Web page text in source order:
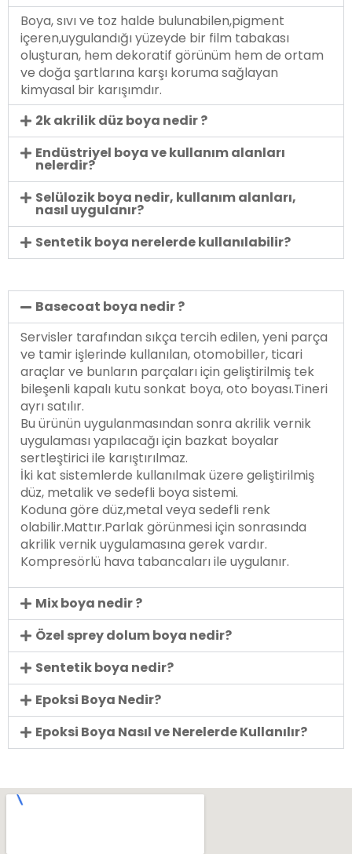
Boya, sıvı ve toz halde bulunabilen,pigment
içeren,uygulandığı yüzeyde bir film tabakası
oluşturan, hem dekoratif görünüm hem de ortam
ve doğa şartlarına karşı koruma sağlayan
kimyasal bir karışımdır.
2k akrilik düz boya nedir ?
Endüstriyel boya ve kullanım alanları
nelerdir?
Selülozik boya nedir, kullanım alanları,
nasıl uygulanır?
Sentetik boya nerelerde kullanılabilir?
Basecoat boya nedir ?
Servisler tarafından sıkça tercih edilen, yeni parça
ve tamir işlerinde kullanılan, otomobiller, ticari
araçlar ve bunların parçaları için geliştirilmiş tek
bileşenli kapalı kutu sonkat boya, oto boyası.Tineri
ayrı satılır.
Bu ürünün uygulanmasından sonra akrilik vernik
uygulaması yapılacağı için bazkat boyalar
sertleştirici ile karıştırılmaz.
İki kat sistemlerde kullanılmak üzere geliştirilmiş
düz, metalik ve sedefli boya sistemi.
Koduna göre düz,metal veya sedefli renk
olabilir.Mattır.Parlak görünmesi için sonrasında
akrilik vernik uygulamasına gerek vardır.
Kompresörlü hava tabancaları ile uygulanır.
Mix boya nedir ?
Özel sprey dolum boya nedir?
Sentetik boya nedir?
Epoksi Boya Nedir?
Epoksi Boya Nasıl ve Nerelerde Kullanılır?